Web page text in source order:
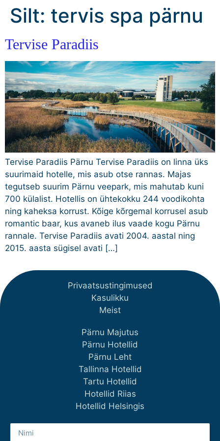
Silt: tervis spa pärnu
Tervise Paradiis
Tervise Paradiis Pärnu Tervise Paradiis on linna üks
suurimaid hotelle, mis asub otse rannas. Majas
tegutseb suurim Pärnu veepark, mis mahutab kuni
700 külalist. Hotellis on ühtekokku 244 voodikohta
ning kaheksa korrust. Kõige kõrgemal korrusel asub
romantic baar, kus avaneb ilus vaade kogu Pärnu
rannale. Tervise Paradiis avati 2004. aastal ning
2015. aasta sügisel avati […]
Privaatsustingimused
Kasulikku
Meist
Pärnu Majutus
Pärnu Hotellid
Pärnu Leht
Tallinna Hotellid
Tartu Hotellid
Hotellid Riias
Hotellid Helsingis